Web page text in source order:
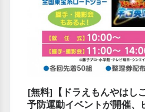
[無料]【ドラえもんやはし
予防運動イベントが開催、